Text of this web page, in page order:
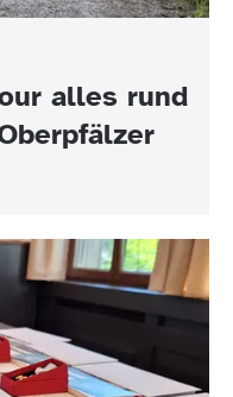
alles rund